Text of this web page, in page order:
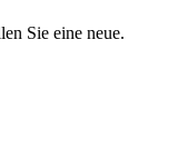
Sie eine neue.